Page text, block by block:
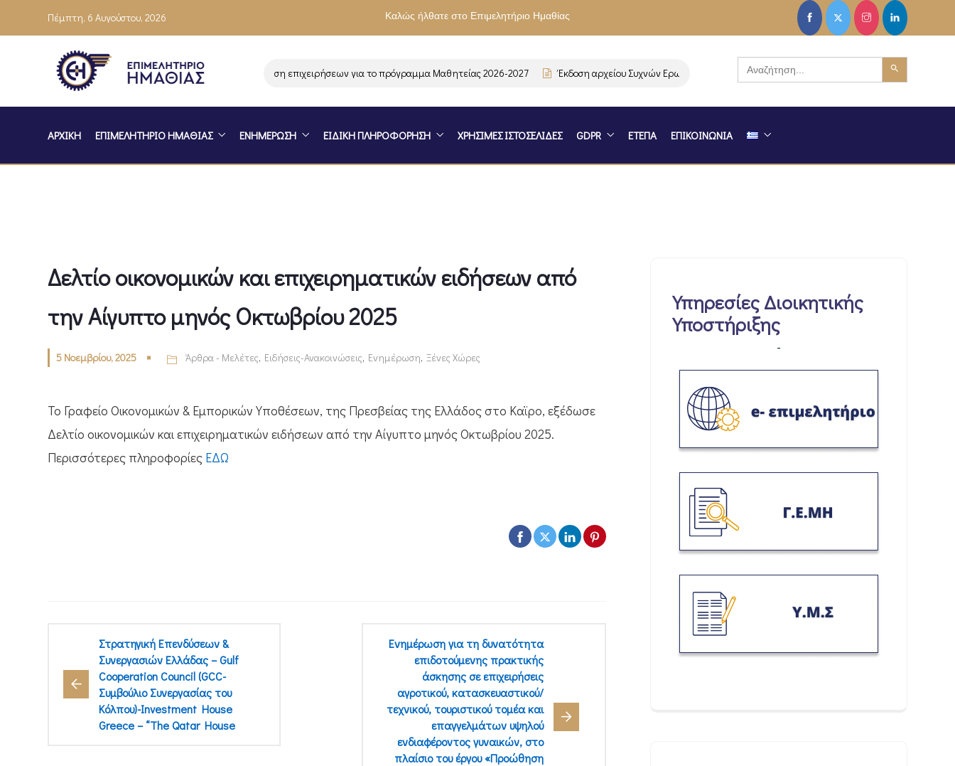
Πέμπτη, 6 Αυγούστου, 2026 Καλώς ήλθατε στο Επιμελητήριο Ημαθίας
Ενημέρωση επιχειρήσεων για το πρόγραμμα Μαθητείας 2026-2027 Έκδοση αρχείου Συχνών Ερωτήσεων-Απαντήσεων στη Δράση “Ξεκινώ Επιχειρηματικά”
Search
for:
Search Button
ΑΡΧΙΚΗ ΕΠΙΜΕΛΗΤΗΡΙΟ ΗΜΑΘΙΑΣ ΕΝΗΜΕΡΩΣΗ ΕΙΔΙΚΗ ΠΛΗΡΟΦΟΡΗΣΗ ΧΡΗΣΙΜΕΣ ΙΣΤΟΣΕΛΙΔΕΣ GDPR ΕΤΕΠΑ ΕΠΙΚΟΙΝΩΝΙΑ
Δελτίο οικονομικών και επιχειρηματικών ειδήσεων από
την Αίγυπτο μηνός Οκτωβρίου 2025
5 Νοεμβρίου, 2025 Άρθρα - Μελέτες, Ειδήσεις-Ανακοινώσεις, Ενημέρωση, Ξένες Χώρες
Το Γραφείο Οικονομικών & Εμπορικών Υποθέσεων, της Πρεσβείας της Ελλάδος στο Καϊρο, εξέδωσε
Δελτίο οικονομικών και επιχειρηματικών ειδήσεων από την Αίγυπτο μηνός Οκτωβρίου 2025.
Περισσότερες πληροφορίες ΕΔΩ
Στρατηγική Επενδύσεων &
Συνεργασιών Ελλάδας – Gulf
Cooperation Council (GCC-
Συμβούλιο Συνεργασίας του
Κόλπου)-Investment House
Greece – “The Qatar House
Ενημέρωση για τη δυνατότητα
επιδοτούμενης πρακτικής
άσκησης σε επιχειρήσεις
αγροτικού, κατασκευαστικού/
τεχνικού, τουριστικού τομέα και
επαγγελμάτων υψηλού
ενδιαφέροντος γυναικών, στο
πλαίσιο του έργου «Προώθηση
Υπηρεσίες Διοικητικής
Υποστήριξης
-